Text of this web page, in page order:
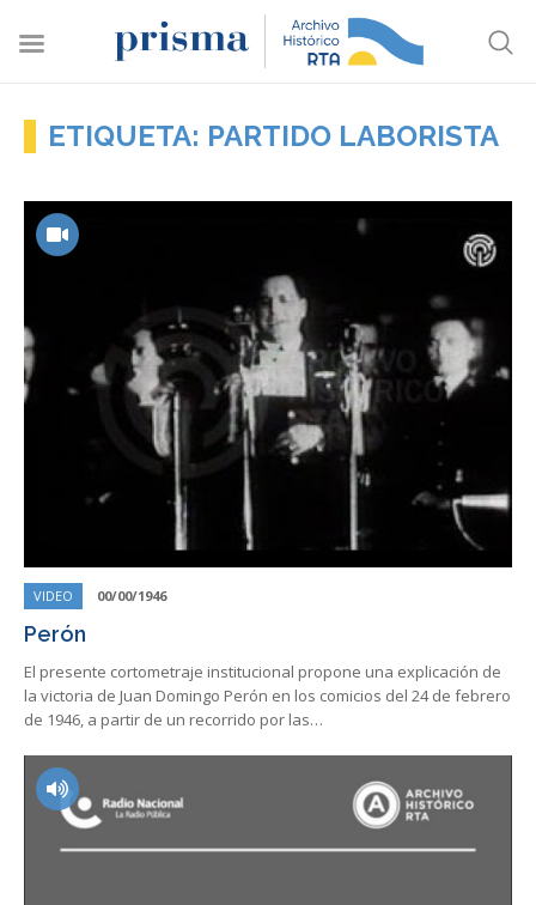
ETIQUETA: PARTIDO LABORISTA
VIDEO 00/00/1946
Perón
El presente cortometraje institucional propone una explicación de
la victoria de Juan Domingo Perón en los comicios del 24 de febrero
de 1946, a partir de un recorrido por las…